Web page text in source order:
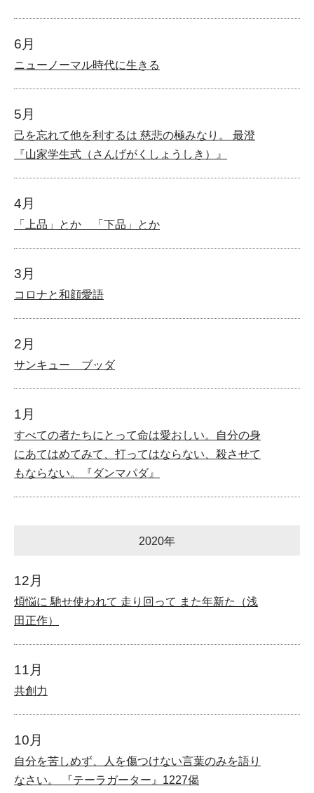
6月
ニューノーマル時代に生きる
5月
己を忘れて他を利するは 慈悲の極みなり。 最澄
『山家学生式（さんげがくしょうしき）』
4月
「上品」とか 「下品」とか
3月
コロナと和顔愛語
2月
サンキュー ブッダ
1月
すべての者たちにとって命は愛おしい。自分の身
にあてはめてみて、打ってはならない、殺させて
もならない。『ダンマパダ』
2020年
12月
煩悩に 馳せ使われて 走り回って また年新た（浅
田正作）
11月
共創力
10月
自分を苦しめず、人を傷つけない言葉のみを語り
なさい。 『テーラガーター』1227偈